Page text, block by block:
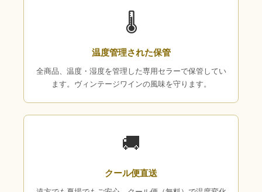
🌡
温度管理された保管
全商品、温度・湿度を管理した専用セラーで保管してい
ます。ヴィンテージワインの風味を守ります。
🚚
クール便直送